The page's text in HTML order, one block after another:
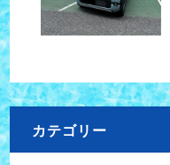
カテゴリー